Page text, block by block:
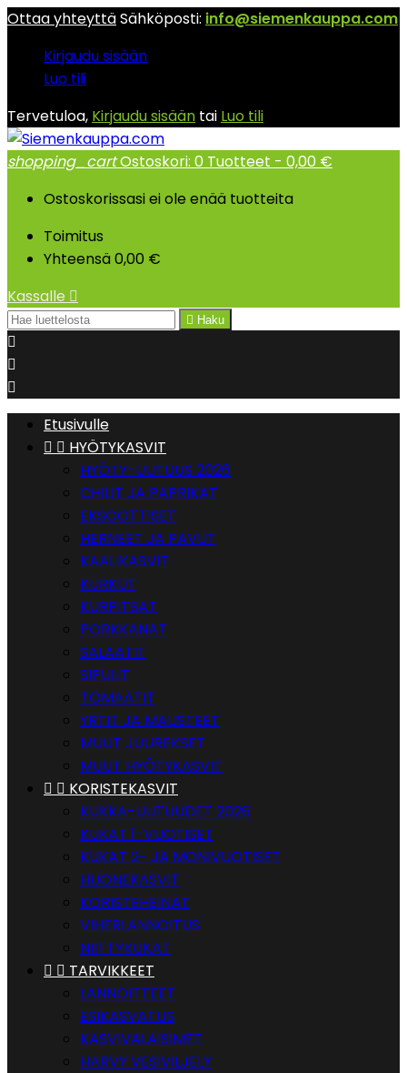
Ottaa yhteyttäSähköposti: info@siemenkauppa.com
Kirjaudu sisään
Luo tili
Tervetuloa, Kirjaudu sisään tai Luo tili
shopping_cartOstoskori: 0 Tuotteet - 0,00 €
Ostoskorissasi ei ole enää tuotteita
Toimitus
Yhteensä0,00 €
Kassalle 
 Haku



Etusivulle
  HYÖTYKASVIT
HYÖTY-UUTUUS 2026
CHILIT JA PAPRIKAT
EKSOOTTISET
HERNEET JA PAVUT
KAALIKASVIT
KURKUT
KURPITSAT
PORKKANAT
SALAATIT
SIPULIT
TOMAATIT
YRTIT JA MAUSTEET
MUUT JUUREKSET
MUUT HYÖTYKASVIT
  KORISTEKASVIT
KUKKA-UUTUUDET 2026
KUKAT 1-VUOTISET
KUKAT 2- JA MONIVUOTISET
HUONEKASVIT
KORISTEHEINÄT
VIHERLANNOITUS
NIITTYKUKAT
  TARVIKKEET
LANNOITTEET
ESIKASVATUS
KASVIVALAISIMET
HARVY VESIVILJELY